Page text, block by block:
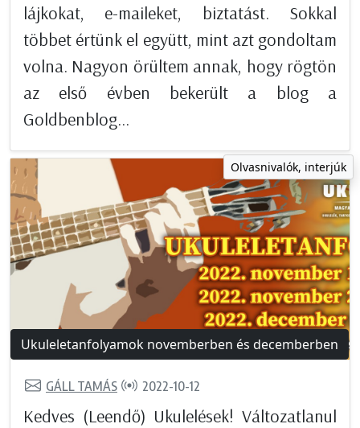
lájkokat, e-maileket, biztatást. Sokkal
többet értünk el együtt, mint azt gondoltam
volna. Nagyon örültem annak, hogy rögtön
az első évben bekerült a blog a
Goldbenblog...
Olvasnivalók, interjúk
Ukuleletanfolyamok novemberben és decemberben
GÁLL TAMÁS 2022-10-12
Kedves (Leendő) Ukulelések! Változatlanul